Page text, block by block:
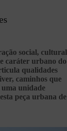
social, cultural
caráter urbano do
qualidades
caminhos que
uma unidade
peça urbana de